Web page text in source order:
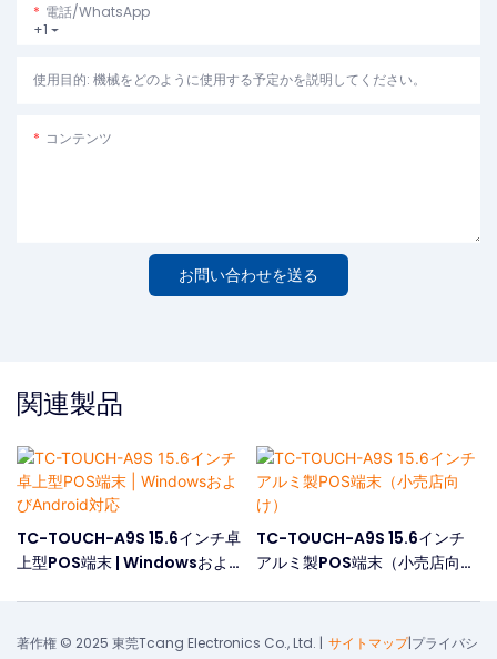
+1
電話/WhatsApp
使用目的: 機械をどのように使用する予定かを説明してください。
コンテンツ
お問い合わせを送る
関連製品
TC-TOUCH-A9S 15.6インチ卓
上型POS端末 | Windowsおよ
TC-TOUCH-A9S 15.6インチ
アルミ製POS端末（小売店向
著作権 © 2025 東莞Tcang Electronics Co., Ltd. | サイトマップ|プライバシ